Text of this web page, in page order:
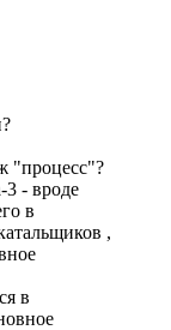
"процесс"?
3 - вроде
в
,
в